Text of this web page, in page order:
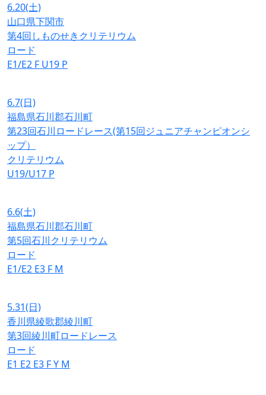
6.20(土)
山口県下関市
第4回しものせきクリテリウム
ロード
E1/E2 F U19 P
6.7(日)
福島県石川郡石川町
第23回石川ロードレース(第15回ジュニアチャンピオンシ
ップ）
クリテリウム
U19/U17 P
6.6(土)
福島県石川郡石川町
第5回石川クリテリウム
ロード
E1/E2 E3 F M
5.31(日)
香川県綾歌郡綾川町
第3回綾川町ロードレース
ロード
E1 E2 E3 FY M